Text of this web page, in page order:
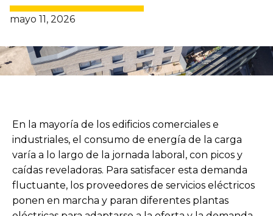
mayo 11, 2026
En la mayoría de los edificios comerciales e
industriales, el consumo de energía de la carga
varía a lo largo de la jornada laboral, con picos y
caídas reveladoras. Para satisfacer esta demanda
fluctuante, los proveedores de servicios eléctricos
ponen en marcha y paran diferentes plantas